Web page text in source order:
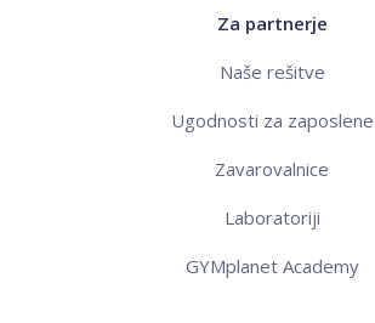
Za partnerje
Naše rešitve
Ugodnosti za zaposlene
Zavarovalnice
Laboratoriji
GYMplanet Academy